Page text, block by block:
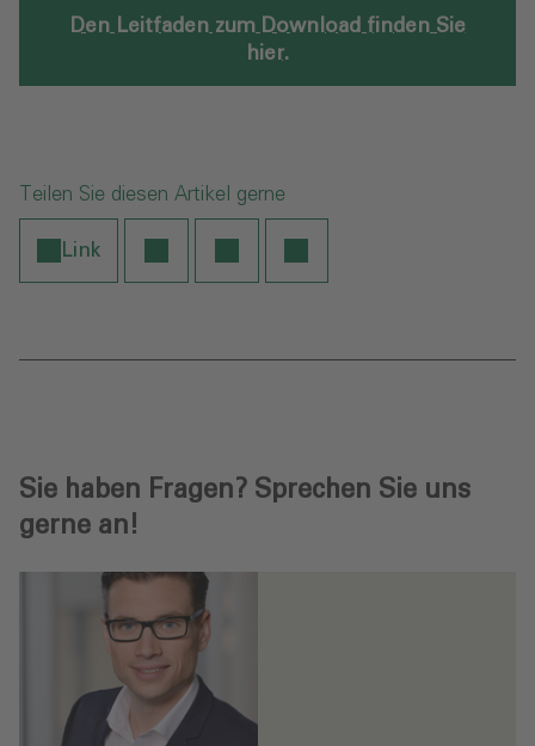
Den Leitfaden zum Download finden Sie
hier.
Teilen Sie diesen Artikel gerne
Link
Sie haben Fragen? Sprechen Sie uns
gerne an!